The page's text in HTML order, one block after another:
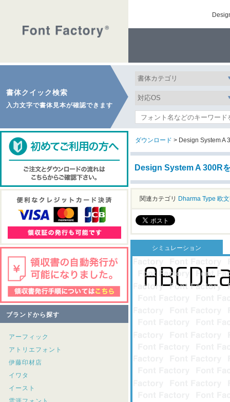
書体クイック検索
入力文字で書体見本が確認できます
ブランドから探す
アーフィック
アトリエフォント
伊藤印材店
イワタ
イースト
ダウンロード > Design System A
Design System A 300R
関連カテゴリ Dharma Type 欧
シミュレーション